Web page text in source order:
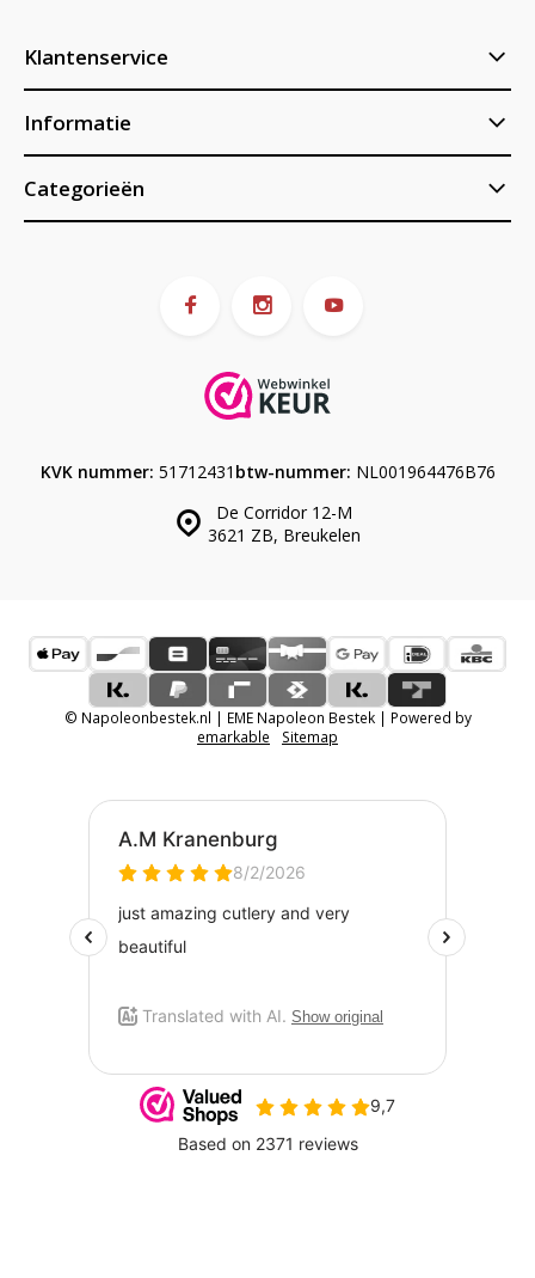
Klantenservice
Informatie
Categorieën
De Corridor 12-M
3621 ZB, Breukelen
KVK nummer: 51712431 btw-nummer: NL001964476B76
© Napoleonbestek.nl | EME Napoleon Bestek | Powered by
emarkable
Sitemap